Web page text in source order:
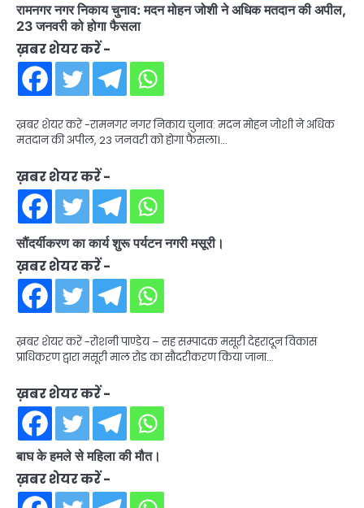
रामनगर नगर निकाय चुनाव: मदन मोहन जोशी ने अधिक मतदान की अपील,
23 जनवरी को होगा फैसला
ख़बर शेयर करें -
ख़बर शेयर करें -रामनगर नगर निकाय चुनाव: मदन मोहन जोशी ने अधिक
मतदान की अपील, 23 जनवरी को होगा फैसला।…
ख़बर शेयर करें -
सौंदर्यीकरण का कार्य शुरू पर्यटन नगरी मसूरी।
ख़बर शेयर करें -
ख़बर शेयर करें -रोशनी पाण्डेय – सह सम्पादक मसूरी देहरादून विकास
प्राधिकरण द्वारा मसूरी माल रोड का सौदरीकरण किया जाना…
ख़बर शेयर करें -
बाघ के हमले से महिला की मौत।
ख़बर शेयर करें -